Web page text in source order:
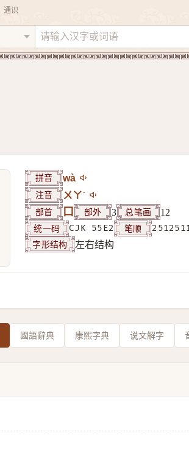
通识
拼音 wà
注音 ㄨㄚˋ
部首 口 部外 3 总笔画 12
统一码 CJK 55E2 笔顺
字形结构 左右结构
國語辭典 康熙字典 说文解字